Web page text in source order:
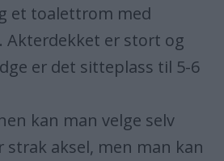
et toalettrom med
Akterdekket er stort og
er det sitteplass til 5-6
kan man velge selv
strak aksel, men man kan